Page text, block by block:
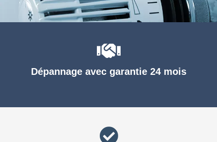
Dépannage avec garantie 24 mois